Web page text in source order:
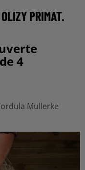
PRIMAT.
4
Mullerke